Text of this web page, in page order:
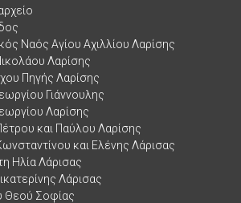
Ναός Αγίου Αχιλλίου Λαρίσης
Λαρίσης
Πηγής Λαρίσης
Γιάννουλης
Λαρίσης
και Παύλου Λαρίσης
και Ελένης Λάρισας
Ηλία Λάρισας
Λάρισας
Θεού Σοφίας